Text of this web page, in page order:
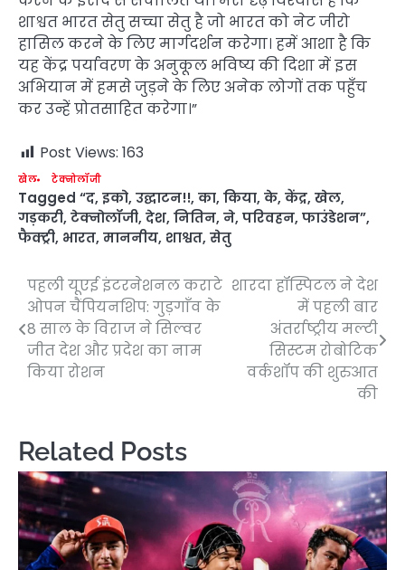
शाश्वत भारत सेतु सच्चा सेतु है जो भारत को नेट जीरो
हासिल करने के लिए मार्गदर्शन करेगा। हमें आशा है कि
यह केंद्र पर्यावरण के अनुकूल भविष्य की दिशा में इस
अभियान में हमसे जुड़ने के लिए अनेक लोगों तक पहुँच
कर उन्हें प्रोतसाहित करेगा।”
Post Views: 163
खेल टेक्नोलॉजी
Tagged “द, इको, उद्घाटन!!, का, किया, के, केंद्र, खेल,
गड़करी, टेक्नोलॉजी, देश, नितिन, ने, परिवहन, फाउंडेशन”,
फैक्ट्री, भारत, माननीय, शाश्वत, सेतु
Post
navigation
पहली यूएई इंटरनेशनल कराटे
ओपन चैंपियनशिप: गुड़गाँव के
8 साल के विराज ने सिल्वर
जीत देश और प्रदेश का नाम
किया रोशन
शारदा हॉस्पिटल ने देश
में पहली बार
अंतर्राष्ट्रीय मल्टी
सिस्टम रोबोटिक
वर्कशॉप की शुरुआत
की
Related Posts